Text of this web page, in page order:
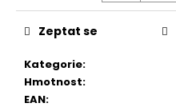
Kategorie:
Hmotnost:
EAN:
Zeptat se